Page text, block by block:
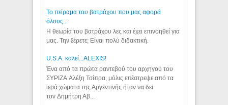
Το πείραμα του βατράχου που μας αφορά
όλους...
Η θεωρία του βατράχου λες και έχει επινοηθεί για
μας. Την ξέρετε; Είναι πολύ διδακτική.
U.S.A. καλεί...ALEXIS!
Ένα από τα πρώτα ραντεβού του αρχηγού του
ΣΥΡΙΖΑ Αλέξη Τσίπρα, μόλις επέστρεψε από τα
ιερά χώματα της Αργεντινής ήταν να δει
τον Δημήτρη Αβ...